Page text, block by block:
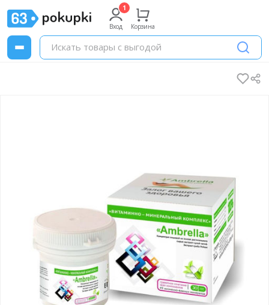
Вход Корзина